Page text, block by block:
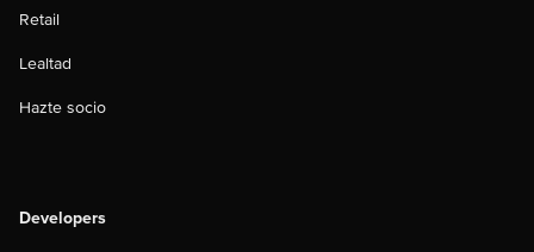
Retail
Lealtad
Hazte socio
Developers